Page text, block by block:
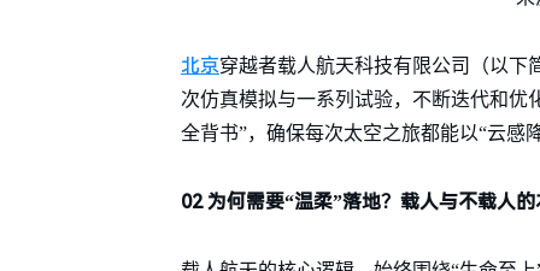
北京穿越者载人航天科技有限公司（以下
次仿真模拟与一系列试验，不断迭代和优
全背书”，确保每次太空之旅都能以“云感
02 为何需要“温柔”落地？载人与不载人